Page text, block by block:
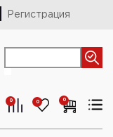
Регистрация
0 0 0